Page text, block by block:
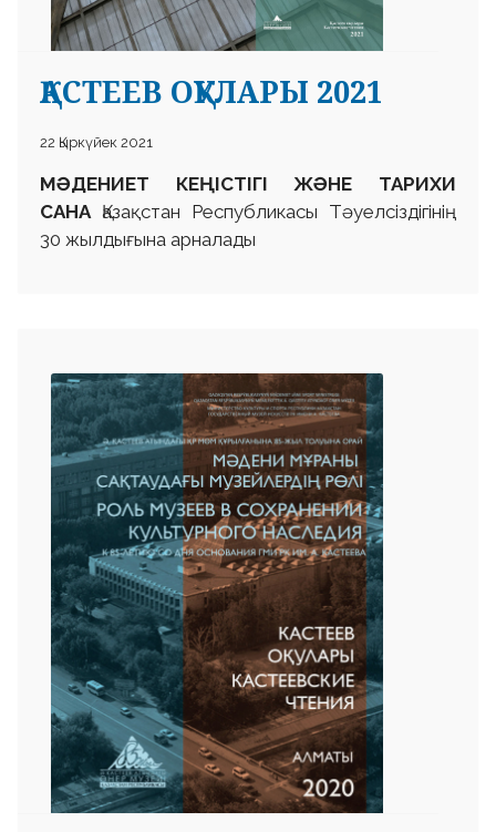
ҚАСТЕЕВ ОҚУЛАРЫ 2021
22 Қыркүйек 2021
МӘДЕНИЕТ КЕҢІСТІГІ ЖӘНЕ ТАРИХИ
САНА Қазақстан Республикасы Тәуелсіздігінің
30 жылдығына арналады